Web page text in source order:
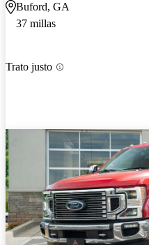
Buford, GA
37 millas
Trato justo